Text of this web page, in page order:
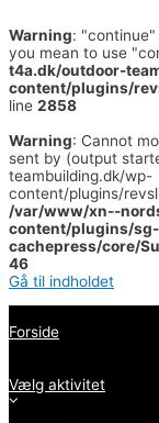
Warning:
you mean to use
t4a.dk/outdoor-
content/plugins/
line 2858
Warning: Cannot
sent by (output
teambuilding.dk/wp-
content/plugins/
/var/www/xn--
content/plugins/sg-
cachepress/core/
46
Gå til indholdet
Forside
Vælg aktivitet